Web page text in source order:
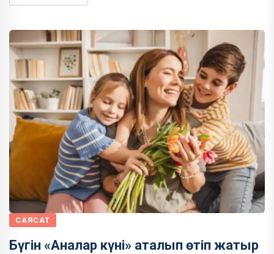
САЯСАТ
Бүгін «Аналар күні» аталып өтіп жатыр